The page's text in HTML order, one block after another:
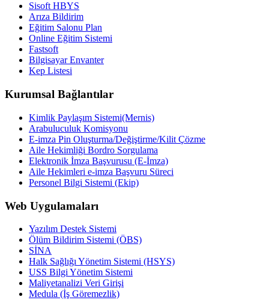
Sisoft HBYS
Arıza Bildirim
Eğitim Salonu Plan
Online Eğitim Sistemi
Fastsoft
Bilgisayar Envanter
Kep Listesi
Kurumsal Bağlantılar
Kimlik Paylaşım Sistemi(Mernis)
Arabuluculuk Komisyonu
E-imza Pin Oluşturma/Değiştirme/Kilit Çözme
Aile Hekimliği Bordro Sorgulama
Elektronik İmza Başvurusu (E-İmza)
Aile Hekimleri e-imza Başvuru Süreci
Personel Bilgi Sistemi (Ekip)
Web Uygulamaları
Yazılım Destek Sistemi
Ölüm Bildirim Sistemi (ÖBS)
SİNA
Halk Sağlığı Yönetim Sistemi (HSYS)
USS Bilgi Yönetim Sistemi
Maliyetanalizi Veri Girişi
Medula (İş Göremezlik)